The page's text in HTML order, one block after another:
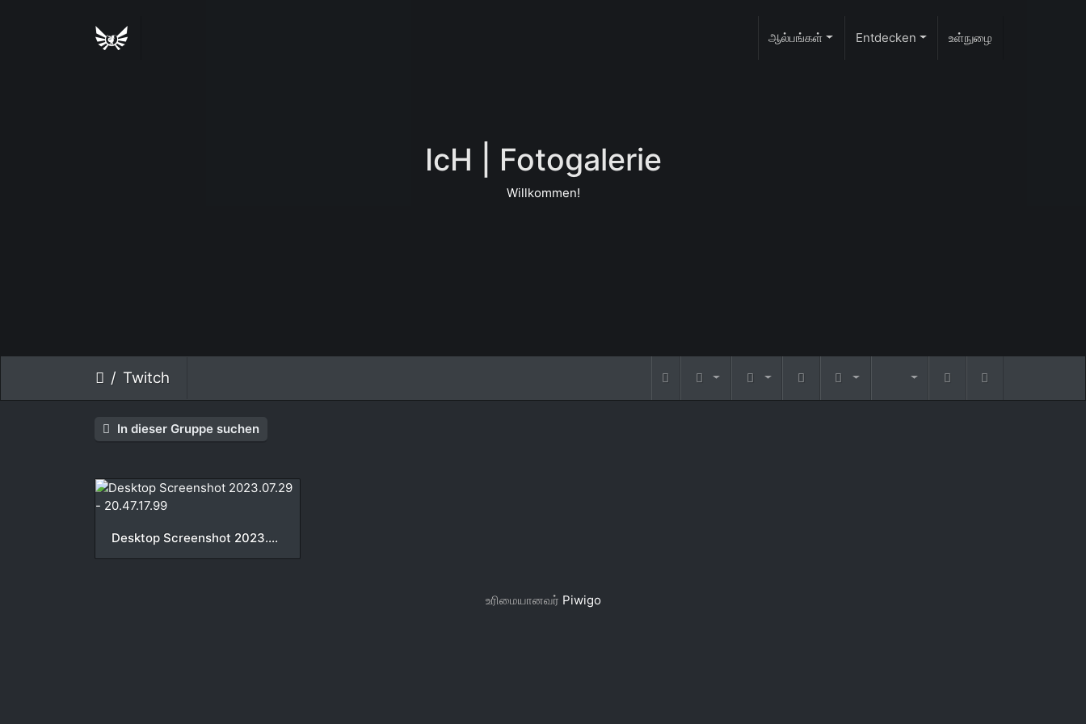
ஆல்பங்கள் Entdecken உள்நுழை
IcH | Fotogalerie
Willkommen!
Twitch
In dieser Gruppe suchen
Desktop Screenshot 2023.07.29 - 20.47.17.99
உரிமையானவர் Piwigo